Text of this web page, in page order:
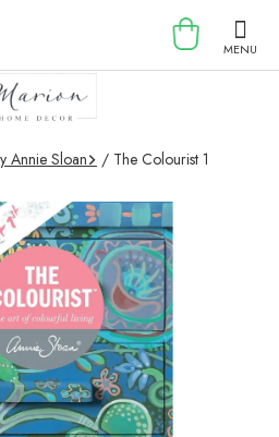
KOŠÍK
Annie Sloan / The Colourist 1